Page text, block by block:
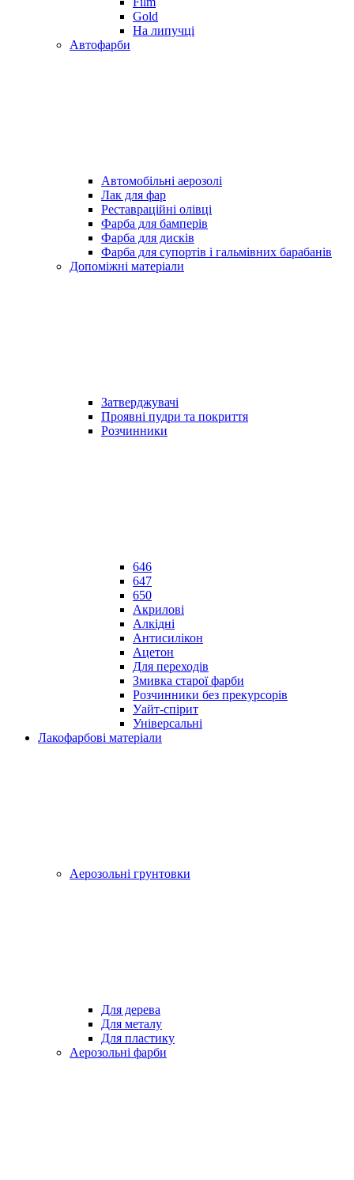
Gold
На липучці
Автофарби
Автомобільні аерозолі
Лак для фар
Реставраційні олівці
Фарба для бамперів
Фарба для дисків
Фарба для супортів і гальмівних барабанів
Допоміжні матеріали
Затверджувачі
Проявні пудри та покриття
Розчинники
646
647
650
Акрилові
Алкідні
Антисилікон
Ацетон
Для переходів
Змивка старої фарби
Розчинники без прекурсорів
Уайт-спірит
Універсальні
Лакофарбові матеріали
Аерозольні грунтовки
Для дерева
Для металу
Для пластику
Аерозольні фарби